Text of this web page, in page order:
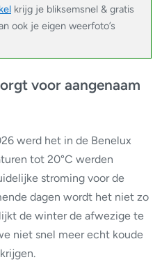
krijg je bliksemsnel & gratis
ook je eigen weerfoto’s
voor aangenaam
werd het in de Benelux
tot 20°C werden
stroming voor de
dagen wordt het niet zo
de winter de afwezige te
niet snel meer echt koude